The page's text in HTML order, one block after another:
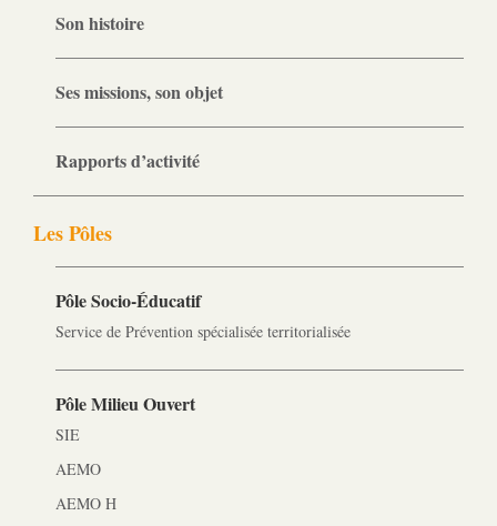
Son histoire
Ses missions, son objet
Rapports d’activité
Les Pôles
Pôle Socio-­Éducatif
Service de Prévention spécialisée territorialisée
Pôle Milieu Ouvert
SIE
AEMO
AEMO H